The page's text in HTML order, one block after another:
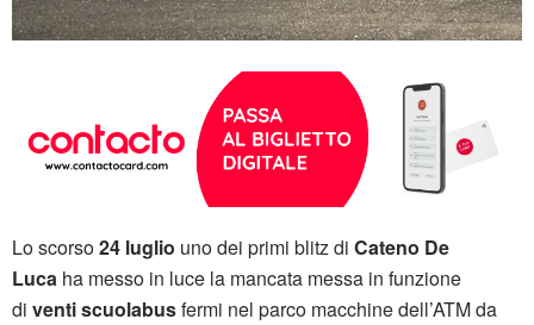
Lo scorso24 luglio uno dei primi blitz di Cateno De
Luca ha messo in luce la mancata messa in funzione
di venti scuolabusfermi nel parco macchine dell’ATM da